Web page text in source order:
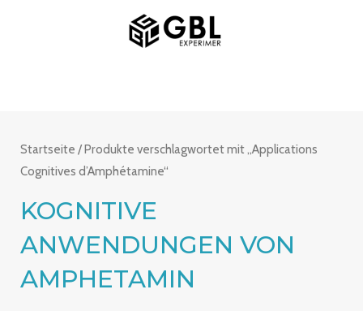
MAIN
MENU
Startseite / Produkte verschlagwortet mit „Applications
Cognitives d’Amphétamine“
KOGNITIVE
ANWENDUNGEN VON
AMPHETAMIN